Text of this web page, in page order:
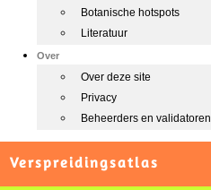
Botanische hotspots
Literatuur
Over
Over deze site
Privacy
Beheerders en validatoren
Verspreidingsatlas